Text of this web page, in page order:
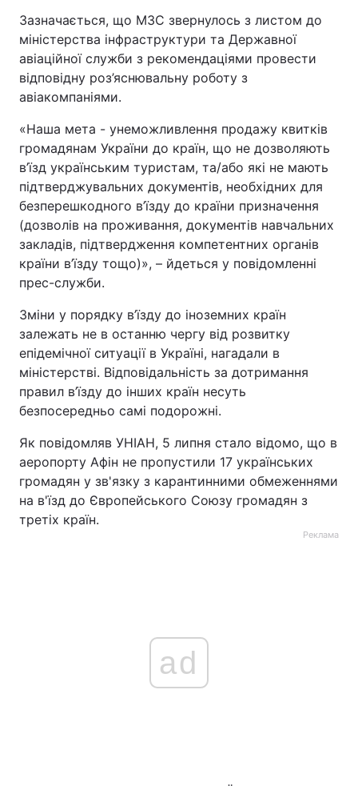
Тема оформлення
Зазначається, що МЗС звернулось з листом до
міністерства інфраструктури та Державної
авіаційної служби з рекомендаціями провести
відповідну роз’яснювальну роботу з
авіакомпаніями.
«Наша мета - унеможливлення продажу квитків
громадянам України до країн, що не дозволяють
в’їзд українським туристам, та/або які не мають
підтверджувальних документів, необхідних для
безперешкодного в’їзду до країни призначення
(дозволів на проживання, документів навчальних
закладів, підтвердження компетентних органів
країни в’їзду тощо)», – йдеться у повідомленні
прес-служби.
Зміни у порядку в’їзду до іноземних країн
залежать не в останню чергу від розвитку
епідемічної ситуації в Україні, нагадали в
міністерстві. Відповідальність за дотримання
правил в’їзду до інших країн несуть
безпосередньо самі подорожні.
Як повідомляв УНІАН, 5 липня стало відомо, що в
аеропорту Афін не пропустили 17 українських
громадян у зв'язку з карантинними обмеженнями
на в'їзд до Європейського Союзу громадян з
третіх країн.
Реклама
ad